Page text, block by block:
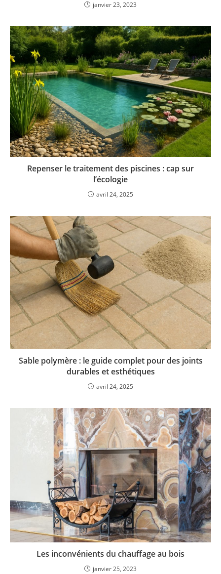
janvier 23, 2023
Repenser le traitement des piscines : cap sur
l’écologie
avril 24, 2025
Sable polymère : le guide complet pour des joints
durables et esthétiques
avril 24, 2025
Les inconvénients du chauffage au bois
janvier 25, 2023